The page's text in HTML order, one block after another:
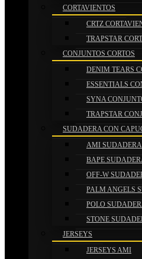
CORTAVIENTOS
CRTZ
TRAPSTAR
CONJUNTOS CORTOS
DENIM TEARS
ESSENTIALS
SYNA
TRAPSTAR
SUDADERA CON
AMI SUDADERA
BAPE
OFF-W
PALM ANGELS
POLO
STONE
JERSEYS
JERSEYS AMI